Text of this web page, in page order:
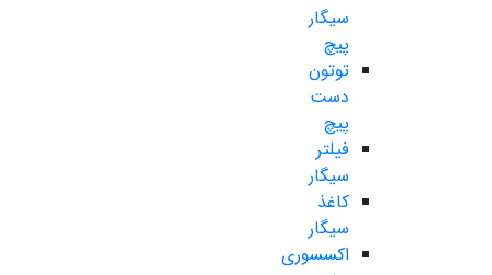
سیگار
پیچ
توتون
دست
پیچ
فیلتر
سیگار
کاغذ
سیگار
اکسسوری